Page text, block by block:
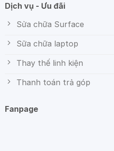
Dịch vụ - Ưu đãi
Sửa chữa Surface
Sữa chữa laptop
Thay thế linh kiện
Thanh toán trả góp
Fanpage